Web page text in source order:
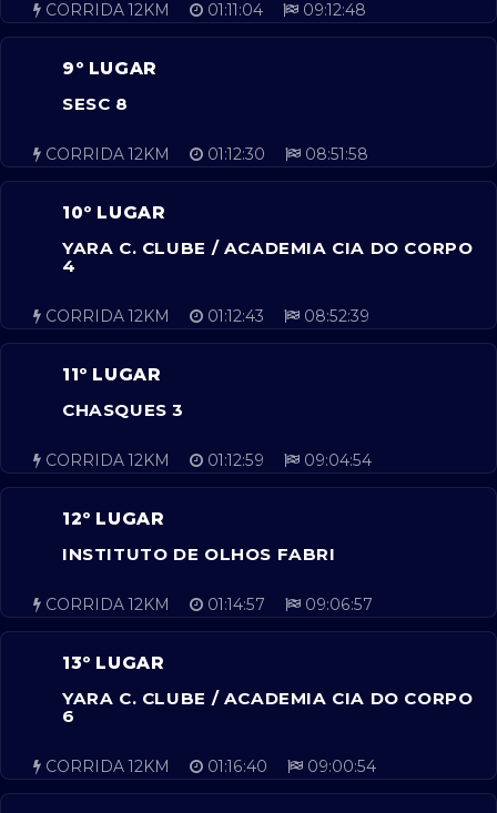
CORRIDA 12KM 01:11:04 09:12:48
9º LUGAR
SESC 8
CORRIDA 12KM 01:12:30 08:51:58
10º LUGAR
YARA C. CLUBE / ACADEMIA CIA DO CORPO
4
CORRIDA 12KM 01:12:43 08:52:39
11º LUGAR
CHASQUES 3
CORRIDA 12KM 01:12:59 09:04:54
12º LUGAR
INSTITUTO DE OLHOS FABRI
CORRIDA 12KM 01:14:57 09:06:57
13º LUGAR
YARA C. CLUBE / ACADEMIA CIA DO CORPO
6
CORRIDA 12KM 01:16:40 09:00:54